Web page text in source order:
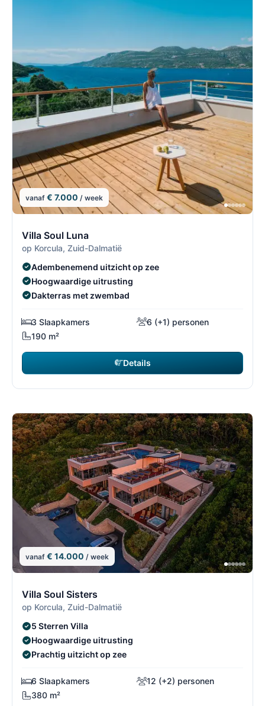
vanaf € 7.000 / week
Villa Soul Luna
op Korcula, Zuid-Dalmatië
Adembenemend uitzicht op zee
Hoogwaardige uitrusting
Dakterras met zwembad
3 Slaapkamers
6 (+1) personen
190 m²
Details
vanaf € 14.000 / week
Villa Soul Sisters
op Korcula, Zuid-Dalmatië
5 Sterren Villa
Hoogwaardige uitrusting
Prachtig uitzicht op zee
6 Slaapkamers
12 (+2) personen
380 m²